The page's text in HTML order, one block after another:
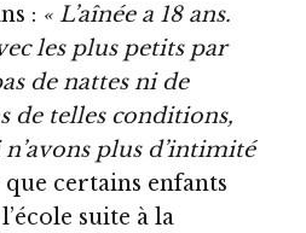
: « L’aînée a 18 ans.
les plus petits par
de nattes ni de
de telles conditions,
plus d’intimité
certains enfants
suite à la